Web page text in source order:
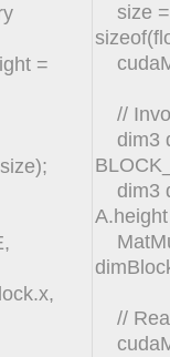
=
size =
//
dim3
dim3
//